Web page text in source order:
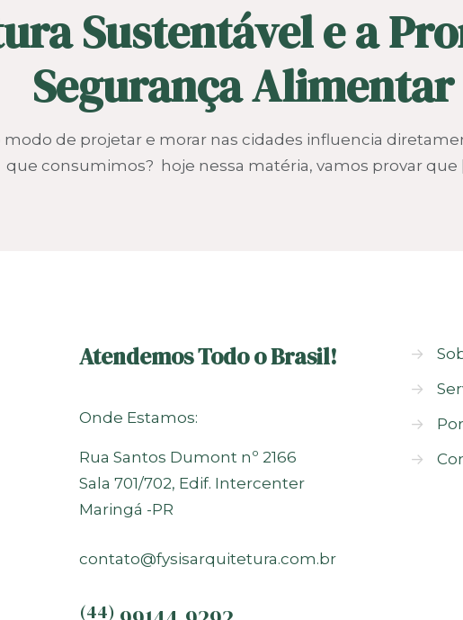
Sustentável e a
Segurança Alimentar
modo de projetar e morar nas cidades influencia
que consumimos? hoje nessa matéria, vamos provar que
Atendemos Todo o Brasil!
Onde Estamos:
Rua Santos Dumont nº 2166
Sala 701/702, Edif. Intercenter
Maringá -PR
contato@fysisarquitetura.com.br
(44)
→
→
→
→